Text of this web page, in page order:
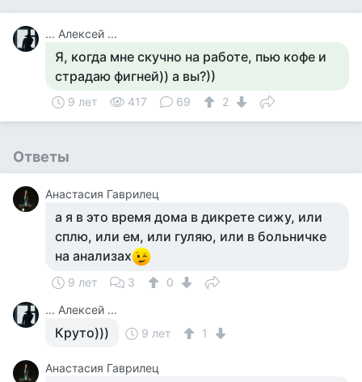
... Алексей ...
Я, когда мне скучно на работе, пью кофе и
страдаю фигней)) а вы?))
9 лет 417 69 2
Ответы
Анастасия Гаврилец
а я в это время дома в дикрете сижу, или
сплю, или ем, или гуляю, или в больничке
на анализах
9 лет 3
0
... Алексей ...
Круто))) 9 лет 1
Анастасия Гаврилец